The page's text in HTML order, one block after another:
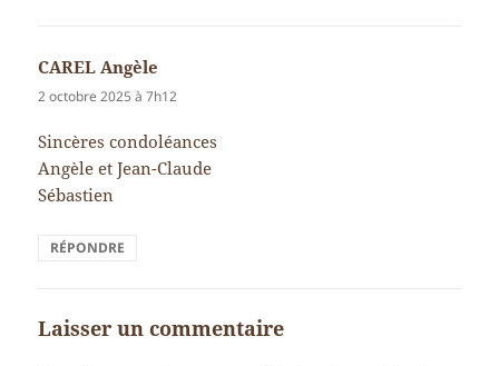
CAREL Angèle
2 octobre 2025 à 7h12
Sincères condoléances
Angèle et Jean-Claude
Sébastien
RÉPONDRE
Laisser un commentaire